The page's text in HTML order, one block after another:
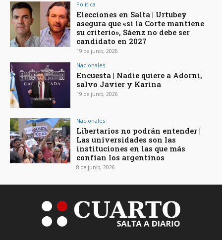
Política
Elecciones en Salta | Urtubey
asegura que «si la Corte mantiene
su criterio», Sáenz no debe ser
candidato en 2027
19 de junio, 2026
Nacionales
Encuesta | Nadie quiere a Adorni,
salvo Javier y Karina
19 de junio, 2026
Nacionales
Libertarios no podrán entender |
Las universidades son las
instituciones en las que más
confían los argentinos
8 de junio, 2026